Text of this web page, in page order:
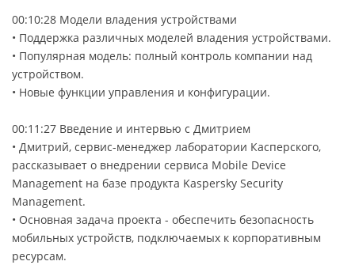
00:10:28 Модели владения устройствами
• Поддержка различных моделей владения устройствами.
• Популярная модель: полный контроль компании над
устройством.
• Новые функции управления и конфигурации.
00:11:27 Введение и интервью с Дмитрием
• Дмитрий, сервис-менеджер лаборатории Касперского,
рассказывает о внедрении сервиса Mobile Device
Management на базе продукта Kaspersky Security
Management.
• Основная задача проекта - обеспечить безопасность
мобильных устройств, подключаемых к корпоративным
ресурсам.